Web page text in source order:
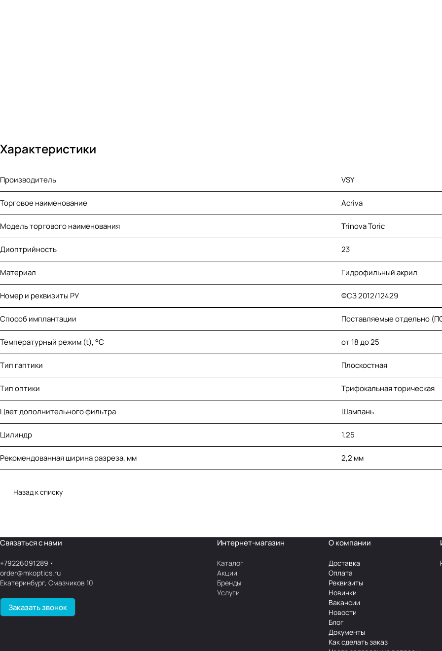
Характеристики
Производитель VSY
Торговое наименование Acriva
Модель торгового наименования Trinova Toric
Диоптрийность 23
Материал Гидрофильный акрил
Номер и реквизиты РУ ФСЗ 2012/12429
Способ имплантации Поставляемые отдельно
Температурный режим (t), °С от 18 до 25
Тип гаптики Плоскостная
Тип оптики Трифокальная торическая
Цвет дополнительного фильтра Шампань
Цилиндр 1.25
Рекомендованная ширина разреза, мм 2,2 мм
Назад к списку
Связаться с нами
+79226091289
order@mkoptics.ru
Екатеринбург, Смазчиков 10
Заказать звонок
Интернет-магазин
Каталог
Акции
Бренды
Услуги
О компании
Доставка
Оплата
Реквизиты
Новинки
Вакансии
Новости
Блог
Документы
Как сделать заказ